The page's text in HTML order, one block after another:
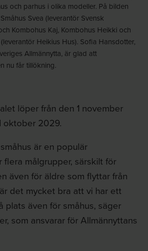
och parhus i olika modeller. På bilden
Svea (leverantör Svensk
Kombohus Kaj, Kombohus Heikki och
Heikius Hus). Sofia Hansdotter,
Allmännytta, är glad att
nu får tillökning.
löper från den 1 november
oktober 2029.
är en populär
målgrupper, särskilt för
även för äldre som flyttar från
det mycket bra att vi har ett
plats även för småhus, säger
som ansvarar för Allmännyttans